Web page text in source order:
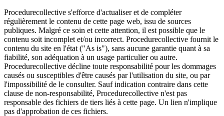
Procedurecollective s'efforce d'actualiser et de compléter
régulièrement le contenu de cette page web, issu de sources
publiques. Malgré ce soin et cette attention, il est possible que le
contenu soit incomplet et/ou incorrect. Procedurecollective fournit le
contenu du site en l'état ("As is"), sans aucune garantie quant à sa
fiabilité, son adéquation à un usage particulier ou autre.
Procedurecollective décline toute responsabilité pour les dommages
causés ou susceptibles d'être causés par l'utilisation du site, ou par
l'impossibilité de le consulter. Sauf indication contraire dans cette
clause de non-responsabilité, Procedurecollective n'est pas
responsable des fichiers de tiers liés à cette page. Un lien n'implique
pas d'approbation de ces fichiers.